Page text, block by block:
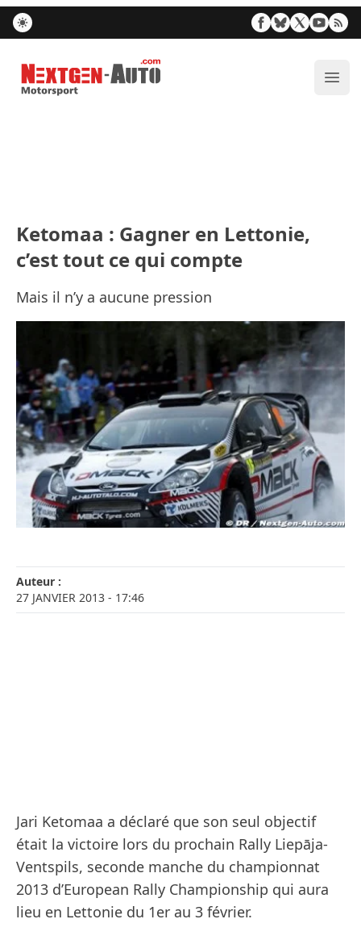
Nextgen-Auto.com
Ketomaa : Gagner en Lettonie,
c’est tout ce qui compte
Mais il n’y a aucune pression
Auteur :
27 JANVIER 2013 - 17:46
Jari Ketomaa a déclaré que son seul objectif
était la victoire lors du prochain Rally Liepāja-
Ventspils, seconde manche du championnat
2013 d’European Rally Championship qui aura
lieu en Lettonie du 1er au 3 février.